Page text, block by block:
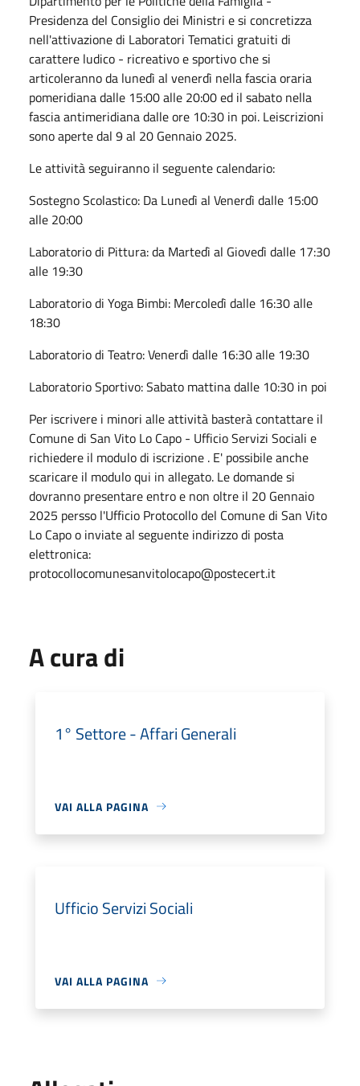
Presidenza del Consiglio dei Ministri e si concretizza
nell'attivazione di Laboratori Tematici gratuiti di
carattere ludico - ricreativo e sportivo che si
articoleranno da lunedì al venerdì nella fascia oraria
pomeridiana dalle 15:00 alle 20:00 ed il sabato nella
fascia antimeridiana dalle ore 10:30 in poi. Leiscrizioni
sono aperte dal 9 al 20 Gennaio 2025.
Le attività seguiranno il seguente calendario:
Sostegno Scolastico: Da Lunedì al Venerdì dalle 15:00
alle 20:00
Laboratorio di Pittura: da Martedì al Giovedì dalle 17:30
alle 19:30
Laboratorio di Yoga Bimbi: Mercoledì dalle 16:30 alle
18:30
Laboratorio di Teatro: Venerdì dalle 16:30 alle 19:30
Laboratorio Sportivo: Sabato mattina dalle 10:30 in poi
Per iscrivere i minori alle attività basterà contattare il
Comune di San Vito Lo Capo - Ufficio Servizi Sociali e
richiedere il modulo di iscrizione . E' possibile anche
scaricare il modulo qui in allegato. Le domande si
dovranno presentare entro e non oltre il 20 Gennaio
2025 persso l'Ufficio Protocollo del Comune di San Vito
Lo Capo o inviate al seguente indirizzo di posta
elettronica:
protocollocomunesanvitolocapo@postecert.it
A cura di
1° Settore - Affari Generali
VAI ALLA PAGINA
Ufficio Servizi Sociali
VAI ALLA PAGINA